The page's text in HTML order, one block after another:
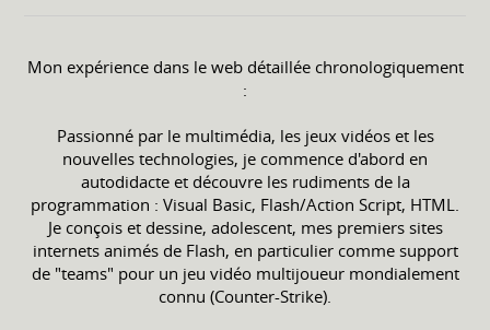
Mon expérience dans le web détaillée chronologiquement
:
Passionné par le multimédia, les jeux vidéos et les
nouvelles technologies, je commence d'abord en
autodidacte et découvre les rudiments de la
programmation : Visual Basic, Flash/Action Script, HTML.
Je conçois et dessine, adolescent, mes premiers sites
internets animés de Flash, en particulier comme support
de "teams" pour un jeu vidéo multijoueur mondialement
connu (Counter-Strike).